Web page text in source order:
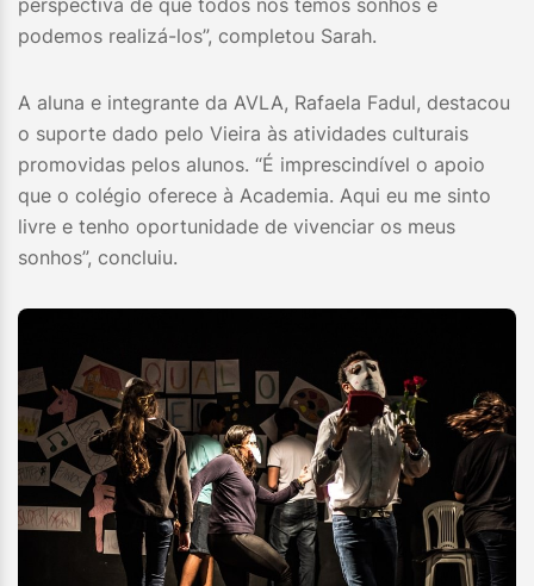
podemos realizá-los”, completou Sarah.
A aluna e integrante da AVLA, Rafaela Fadul, destacou
o suporte dado pelo Vieira às atividades culturais
promovidas pelos alunos. “É imprescindível o apoio
que o colégio oferece à Academia. Aqui eu me sinto
livre e tenho oportunidade de vivenciar os meus
sonhos”, concluiu.